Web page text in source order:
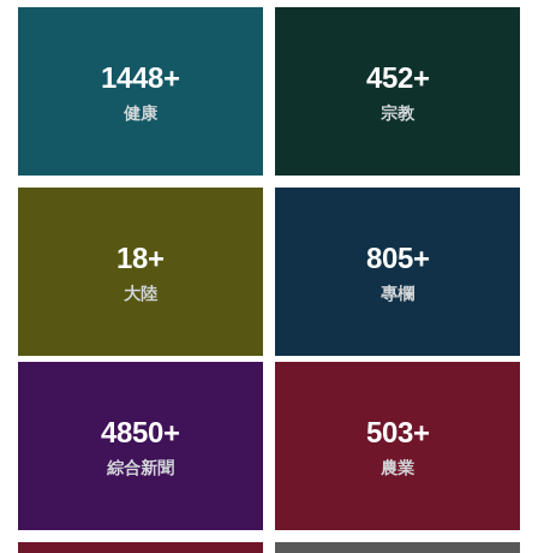
1448+
健康
452+
宗教
18+
大陸
805+
專欄
4850+
綜合新聞
503+
農業